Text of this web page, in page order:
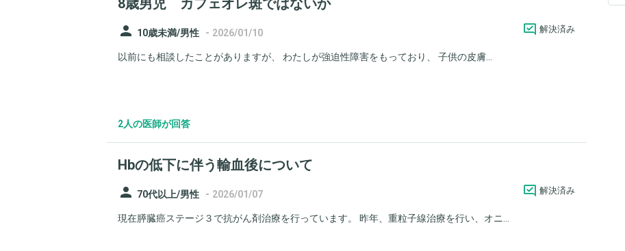
8歳男児 カフェオレ斑ではないか
person 10歳未満/男性 - 2026/01/10 解決済み
以前にも相談したことがありますが、 わたしが強迫性障害をもっており、 子供の皮膚...
2人の医師が回答
Hbの低下に伴う輸血後について
person 70代以上/男性 - 2026/01/07 解決済み
現在膵臓癌ステージ３で抗がん剤治療を行っています。 昨年、重粒子線治療を行い、オニ...